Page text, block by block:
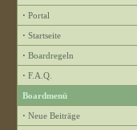
· Portal
· Startseite
· Boardregeln
· F.A.Q.
Boardmenü
· Neue Beiträge